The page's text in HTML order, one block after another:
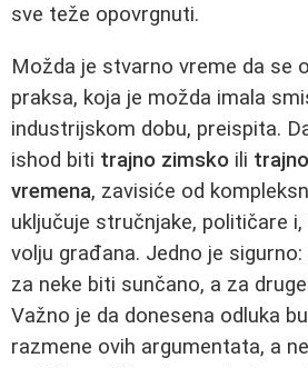
sve teže opovrgnuti.
Možda je stvarno vreme da se
praksa, koja je možda imala
industrijskom dobu, preispita.
ishod biti trajno zimsko ili
vremena, zavisiće od
uključuje stručnjake, političare
volju građana. Jedno je
za neke biti sunčano, a za
Važno je da donesena odluka
razmene ovih argumentata, a